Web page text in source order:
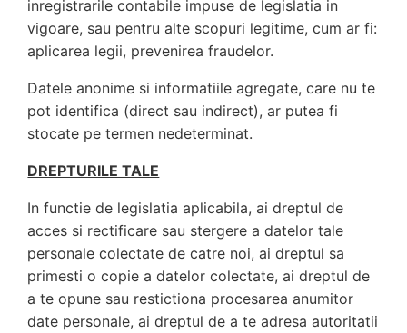
inregistrarile contabile impuse de legislatia in
vigoare, sau pentru alte scopuri legitime, cum ar fi:
aplicarea legii, prevenirea fraudelor.
Datele anonime si informatiile agregate, care nu te
pot identifica (direct sau indirect), ar putea fi
stocate pe termen nedeterminat.
DREPTURILE TALE
In functie de legislatia aplicabila, ai dreptul de
acces si rectificare sau stergere a datelor tale
personale colectate de catre noi, ai dreptul sa
primesti o copie a datelor colectate, ai dreptul de
a te opune sau restictiona procesarea anumitor
date personale, ai dreptul de a te adresa autoritatii